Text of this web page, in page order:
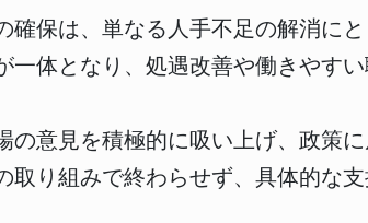
確保は、単なる人手不足の解消に
一体となり、処遇改善や働きやす
の意見を積極的に吸い上げ、政策
取り組みで終わらせず、具体的な